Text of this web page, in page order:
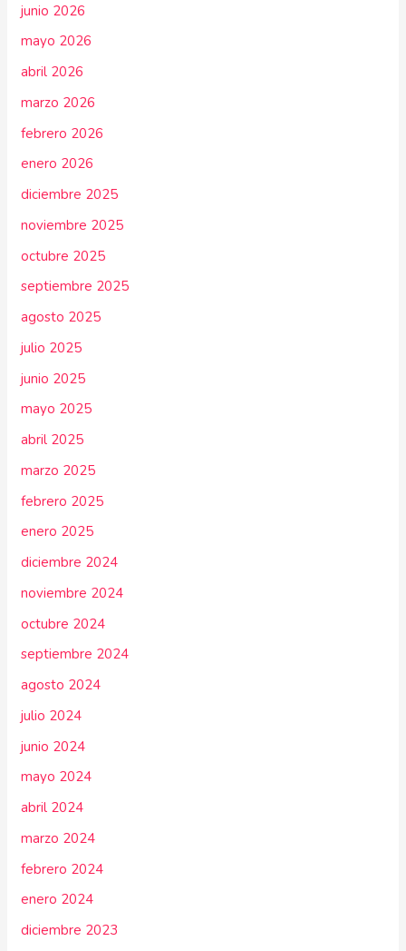
junio 2026
mayo 2026
abril 2026
marzo 2026
febrero 2026
enero 2026
diciembre 2025
noviembre 2025
octubre 2025
septiembre 2025
agosto 2025
julio 2025
junio 2025
mayo 2025
abril 2025
marzo 2025
febrero 2025
enero 2025
diciembre 2024
noviembre 2024
octubre 2024
septiembre 2024
agosto 2024
julio 2024
junio 2024
mayo 2024
abril 2024
marzo 2024
febrero 2024
enero 2024
diciembre 2023